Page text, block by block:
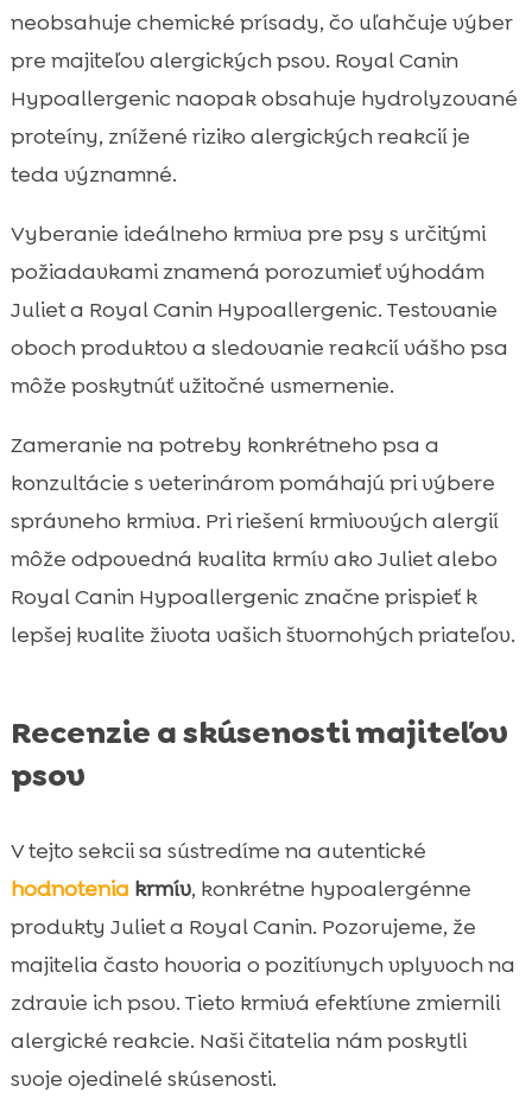
neobsahuje chemické prísady, čo uľahčuje výber
pre majiteľov alergických psov. Royal Canin
Hypoallergenic naopak obsahuje hydrolyzované
proteíny, znížené riziko alergických reakcií je
teda významné.
Vyberanie ideálneho krmiva pre psy s určitými
požiadavkami znamená porozumieť výhodám
Juliet a Royal Canin Hypoallergenic. Testovanie
oboch produktov a sledovanie reakcií vášho psa
môže poskytnúť užitočné usmernenie.
Zameranie na potreby konkrétneho psa a
konzultácie s veterinárom pomáhajú pri výbere
správneho krmiva. Pri riešení krmivových alergií
môže odpovedná kvalita krmív ako Juliet alebo
Royal Canin Hypoallergenic značne prispieť k
lepšej kvalite života vašich štvornohých priateľov.
Recenzie a skúsenosti majiteľov
psov
V tejto sekcii sa sústredíme na autentické
hodnotenia krmív, konkrétne hypoalergénne
produkty Juliet a Royal Canin. Pozorujeme, že
majitelia často hovoria o pozitívnych vplyvoch na
zdravie ich psov. Tieto krmivá efektívne zmiernili
alergické reakcie. Naši čitatelia nám poskytli
svoje ojedinelé skúsenosti.